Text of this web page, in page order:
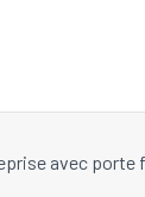
avec porte